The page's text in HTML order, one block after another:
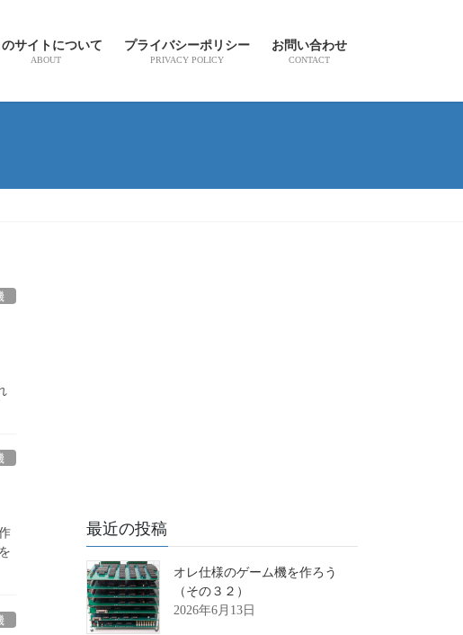
のサイトについて
ABOUT
プライバシーポリシー
PRIVACY POLICY
お問い合わせ
CONTACT
最近の投稿
オレ仕様のゲーム機を作ろう
（その３２）
2026年6月13日